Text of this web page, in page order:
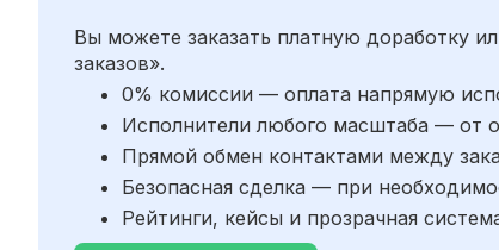
Вы можете заказать платную доработку
заказов».
0% комиссии — оплата напрямую
Исполнители любого масштаба — от
Прямой обмен контактами между
Безопасная сделка — при
Рейтинги, кейсы и прозрачная